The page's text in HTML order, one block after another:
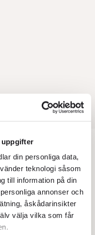
uppgifter
din personliga data,
teknologi såsom
till information på din
annonser och
åskådarinsikter
välja vilka som får
Cannes
Vary har i 80
viktigaste